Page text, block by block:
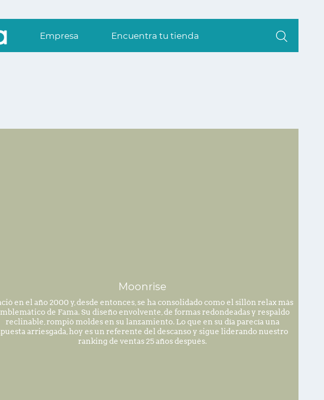
Empresa Encuentra tu tienda
Moonrise
en el año 2000 y, desde entonces, se ha consolidado como el sillón relax más
de Fama. Su diseño envolvente, de formas redondeadas y respaldo
reclinable, rompió moldes en su lanzamiento. Lo que en su día parecía una
arriesgada, hoy es un referente del descanso y sigue liderando nuestro
ranking de ventas 25 años después.